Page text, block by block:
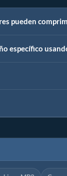
pueden
específico